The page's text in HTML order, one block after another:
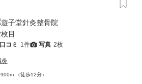
口コミ 1件 写真 2枚
灸
（徒歩12分）